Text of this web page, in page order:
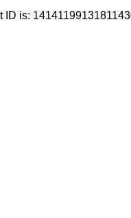
ID is: